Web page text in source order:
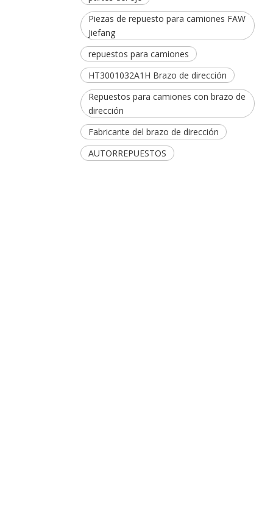
Piezas de repuesto para camiones FAW
Jiefang
repuestos para camiones
HT3001032A1H Brazo de dirección
Repuestos para camiones con brazo de
dirección
Fabricante del brazo de dirección
AUTORREPUESTOS